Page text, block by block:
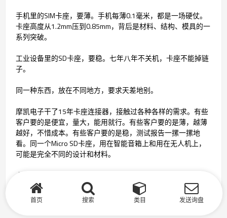
手机里的SIM卡座，要薄。手机每薄0.1毫米，都是一场硬仗。
卡座高度从1.2mm压到0.85mm，背后是材料、结构、模具的一
系列突破。
工业设备里的SD卡座，要稳。七年八年不关机，卡座不能掉链
子。
同一种东西，放在不同地方，要求天差地别。
摩凯电子干了15年卡座连接器，接触过各种各样的需求。有些
客户要的是便宜，量大，能用就行。有些客户要的是薄，越薄
越好，不惜成本。有些客户要的是稳，测试报告一摞一摞地
看。同一个Micro SD卡座，用在智能音箱上和用在无人机上，
可能是完全不同的设计和材料。
卡座连接器看起来是个小东西，但小东西也有小东西的门道。
首页 搜索 类目 发送询盘